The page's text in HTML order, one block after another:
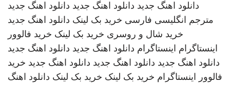
دانلود اهنگ جدید دانلود اهنگ جدید دانلود اهنگ جدید
مترجم انگلیسی فارسی خرید بک لینک دانلود اهنگ جدید
خرید شال و روسری خرید بک لینک خرید فالوور
اینستاگرام اینستاگرام دانلود اهنگ جدید دانلود اهنگ جدید
دانلود اهنگ جدید دانلود اهنگ جدید دانلود اهنگ جدید خرید
فالوور اینستاگرام خرید بک لینک خرید بک لینک دانلود اهنگ